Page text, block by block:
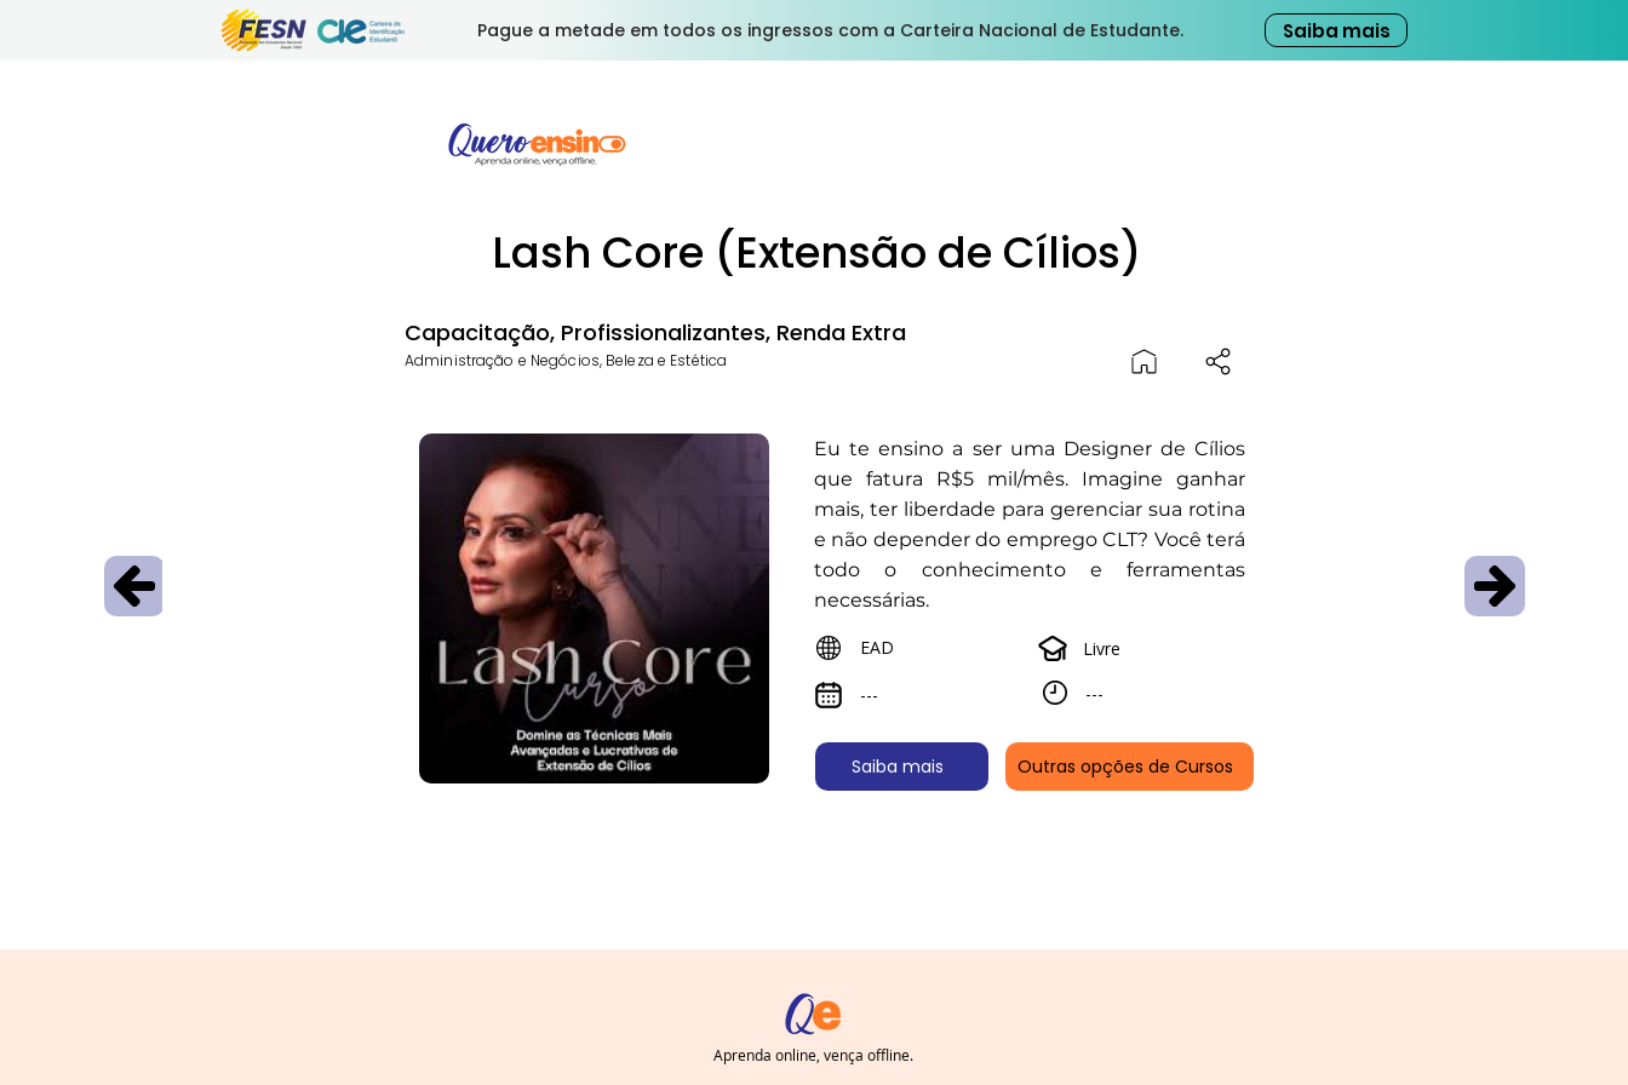
Pague a metade em todos os ingressos com a Carteira Nacional de Estudante. Saiba mais
Lash Core (Extensão de Cílios)
Capacitação, Profissionalizantes, Renda Extra
Administração e Negócios, Beleza e Estética
Eu te ensino a ser uma Designer de Cílios
que fatura R$5 mil/mês. Imagine ganhar
mais, ter liberdade para gerenciar sua rotina
e não depender do emprego CLT? Você terá
todo o conhecimento e ferramentas
necessárias.
EAD
Livre
---
---
Saiba mais Outras opções de Cursos
Aprenda online, vença offline.